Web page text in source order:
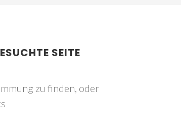
SEITE
zu finden, oder